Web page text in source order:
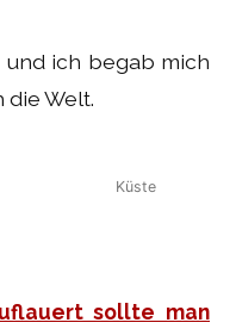
ich begab mich
die Welt.
Küste
sollte man